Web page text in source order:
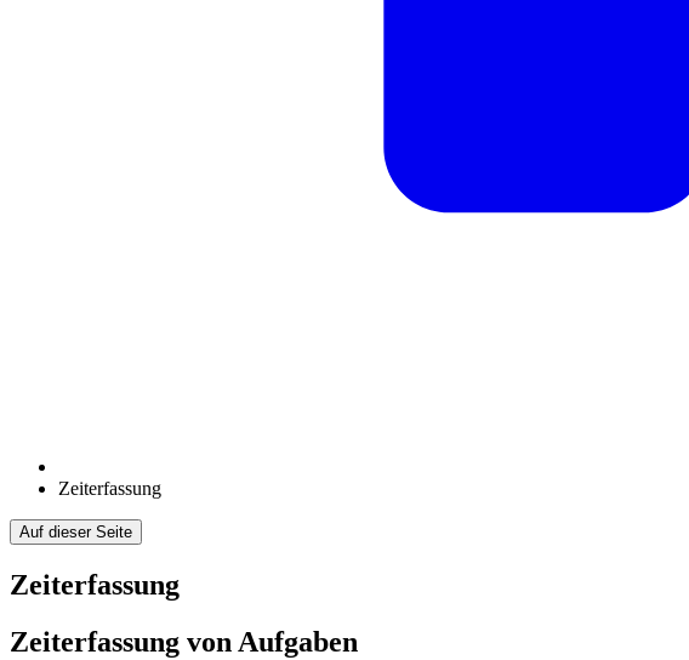
Zeiterfassung
Auf dieser Seite
Zeiterfassung
Zeiterfassung von Aufgaben